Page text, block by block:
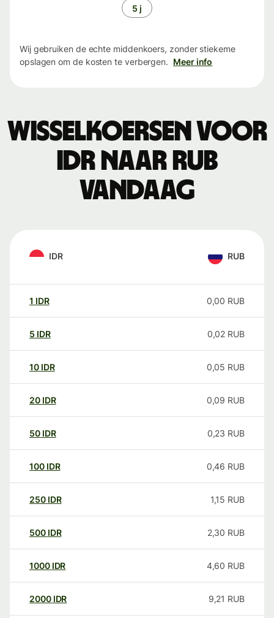
5 j
Wij gebruiken de echte middenkoers, zonder stiekeme
opslagen om de kosten te verbergen. Meer info
Wisselkoersen voor
IDR naar RUB
vandaag
IDR RUB
1 IDR 0,00 RUB
5 IDR 0,02 RUB
10 IDR 0,05 RUB
20 IDR 0,09 RUB
50 IDR 0,23 RUB
100 IDR 0,46 RUB
250 IDR 1,15 RUB
500 IDR 2,30 RUB
1000 IDR 4,60 RUB
2000 IDR 9,21 RUB